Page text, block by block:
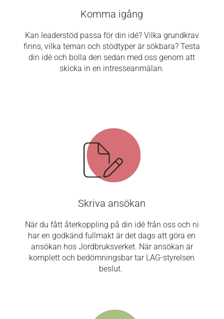
Komma igång
Kan leaderstöd passa för din idé? Vilka grundkrav
finns, vilka teman och stödtyper är sökbara? Testa
din idé och bolla den sedan med oss genom att
skicka in en intresseanmälan.
Skriva ansökan
När du fått återkoppling på din idé från oss och ni
har en godkänd fullmakt är det dags att göra en
ansökan hos Jordbruksverket. När ansökan är
komplett och bedömningsbar tar LAG-styrelsen
beslut.